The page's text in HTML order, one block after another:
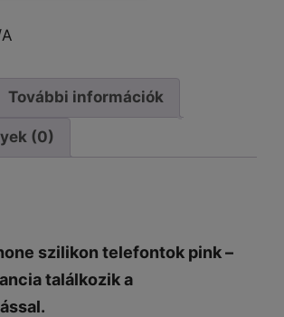
További információk
(0)
szilikon telefontok pink –
találkozik a